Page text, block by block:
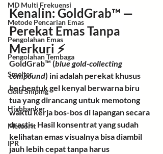
MD Multi Frekuensi
Metode Pencarian Emas
Pengolahan Emas
Pengolahan Tembaga
Smelter
Gold Sniping
Highbanker
Meteorit
IPR
Kenalin: GoldGrab™ —
Perekat Emas Tanpa
Merkuri ⚡
GoldGrab™ (blue gold-collecting
compound) ini adalah perekat khusus
berbentuk gel kenyal berwarna biru
tua yang dirancang untuk memotong
waktu kerja bos-bos di lapangan secara
drastis. Hasil konsentrat yang sudah
kelihatan emas visualnya bisa diambil
jauh lebih cepat tanpa harus